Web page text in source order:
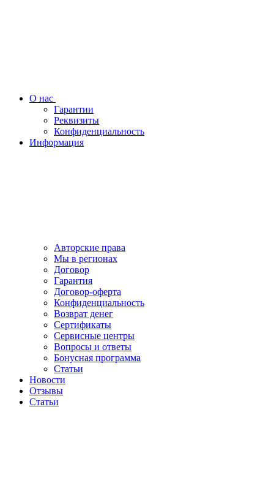
О нас
Гарантии
Реквизиты
Конфиденциальность
Информация
Авторские права
Мы в регионах
Договор
Гарантия
Договор-оферта
Конфиденциальность
Возврат денег
Сертификаты
Сервисные центры
Вопросы и ответы
Бонусная программа
Статьи
Новости
Отзывы
Статьи